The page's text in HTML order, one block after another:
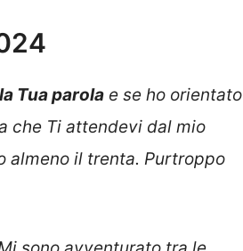
Tua parola e se ho orientato
che Ti attendevi dal mio
almeno il trenta. Purtroppo